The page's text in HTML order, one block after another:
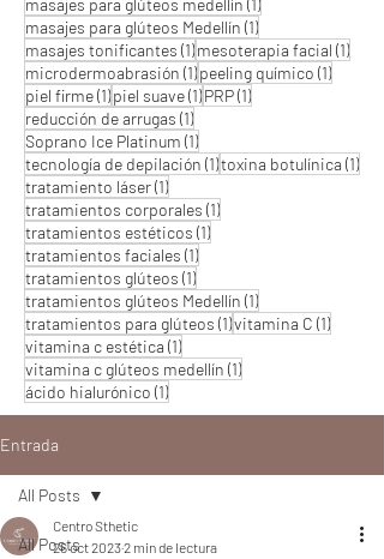
masajes para glúteos medellín (1)
masajes para glúteos Medellín (1)1 entrada
masajes tonificantes (1)1 entrada
mesoterapia facial (1)1
microdermoabrasión (1)1 entrada
peeling químico (1)1
piel firme(1)1 entrada
piel suave(1)1 entrada
PRP(1)1 entrada
reducción de arrugas (1)1 entrada
Soprano Ice Platinum (1)1 entrada
tecnología de depilación (1)1 entrada
toxina botulínica (1)1
tratamiento láser(1)1 entrada
tratamientos corporales (1)1 entrada
tratamientos estéticos (1)1 entrada
tratamientos faciales (1)1 entrada
tratamientos glúteos (1)1 entrada
tratamientos glúteos Medellín (1)1 entrada
tratamientos para glúteos (1)1 entrada
vitamina C (1)1 entrada
vitamina c estética (1)1 entrada
vitamina c glúteos medellín (1)1 entrada
ácido hialurónico (1)1 entrada
Entrada
All Posts
All Posts
Centro Sthetic
26 oct 20232 min de lectura